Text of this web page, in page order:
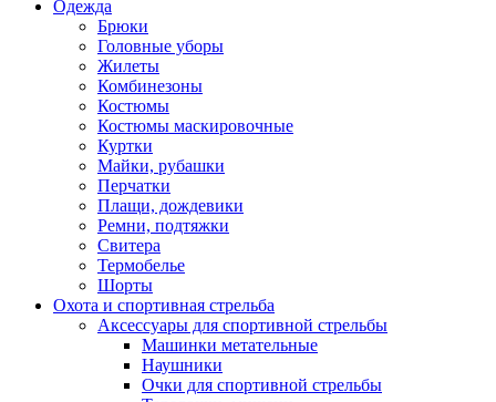
Одежда
Брюки
Головные уборы
Жилеты
Комбинезоны
Костюмы
Костюмы маскировочные
Куртки
Майки, рубашки
Перчатки
Плащи, дождевики
Ремни, подтяжки
Свитера
Термобелье
Шорты
Охота и спортивная стрельба
Аксессуары для спортивной стрельбы
Машинки метательные
Наушники
Очки для спортивной стрельбы